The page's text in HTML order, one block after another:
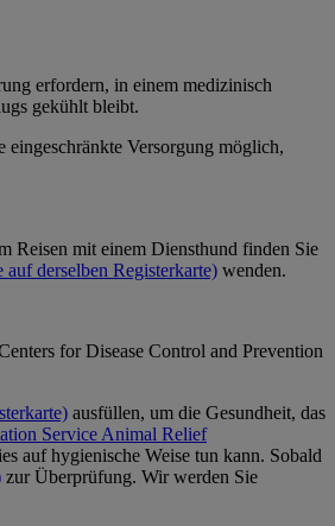
erfordern, in einem medizinisch
gekühlt bleibt.
Versorgung möglich,
Reisen mit einem Diensthund finden Sie
auf derselben Registerkarte) wenden.
for Disease Control and Prevention
ausfüllen, um die Gesundheit, das
Service Animal Relief
auf hygienische Weise tun kann. Sobald
zur Überprüfung. Wir werden Sie